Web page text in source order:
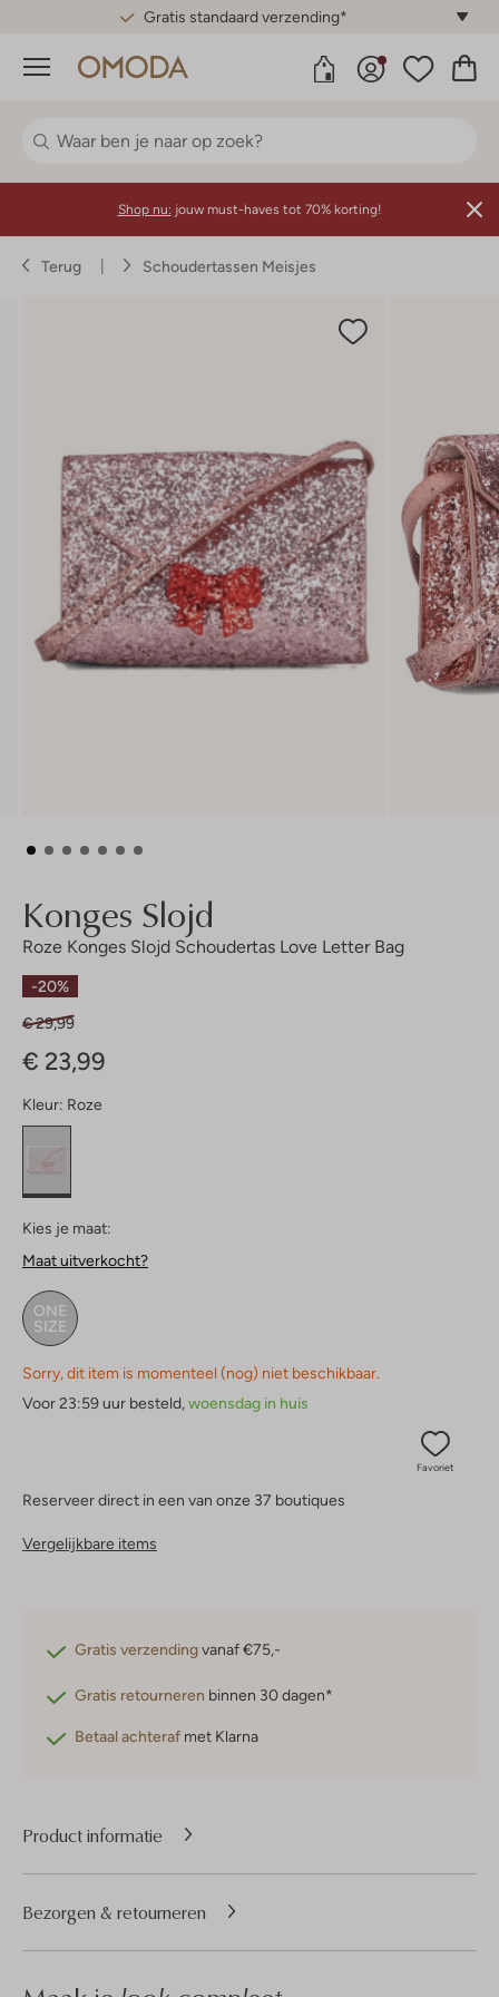
Gratis standaard verzending*
Menu
Shop nu: jouw must-haves tot 70% korting!
Terug Schoudertassen Meisjes
Konges Slojd
Roze Konges Slojd Schoudertas Love Letter Bag
-20%
€ 29,99
€ 23,99
Kleur: Roze
Kies je maat:
Maat uitverkocht?
ONE
SIZE
Sorry, dit item is momenteel (nog) niet beschikbaar.
Voor 23:59 uur besteld,woensdag in huis
Favoriet
Reserveer direct in een van onze 37 boutiques
Vergelijkbare items
Gratis verzendingvanaf €75,-
Gratis retourneren binnen 30 dagen*
Betaal achteraf met Klarna
Product informatie
Bezorgen & retourneren